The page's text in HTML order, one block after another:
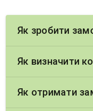
Як зробити
Як визначити
Як отримати